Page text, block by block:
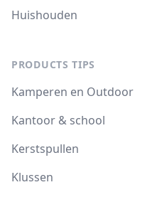
Huishouden
PRODUCTS TIPS
Kamperen en Outdoor
Kantoor & school
Kerstspullen
Klussen